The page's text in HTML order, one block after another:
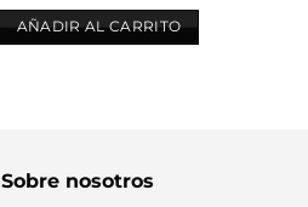
AÑADIR AL CARRITO
Sobre nosotros